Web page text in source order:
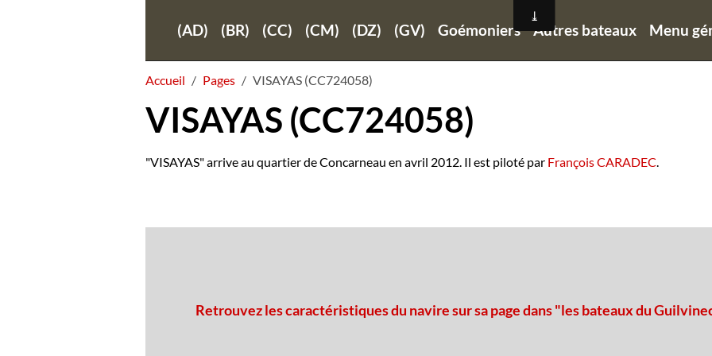
(AD) (BR) (CC) (CM) (DZ) (GV) Goémoniers Autres bateaux Menu
Accueil Pages VISAYAS (CC724058)
VISAYAS (CC724058)
"VISAYAS" arrive au quartier de Concarneau en avril 2012. Il est piloté par François CARADEC.
Retrouvez les caractéristiques du navire sur sa page dans "les bateaux du